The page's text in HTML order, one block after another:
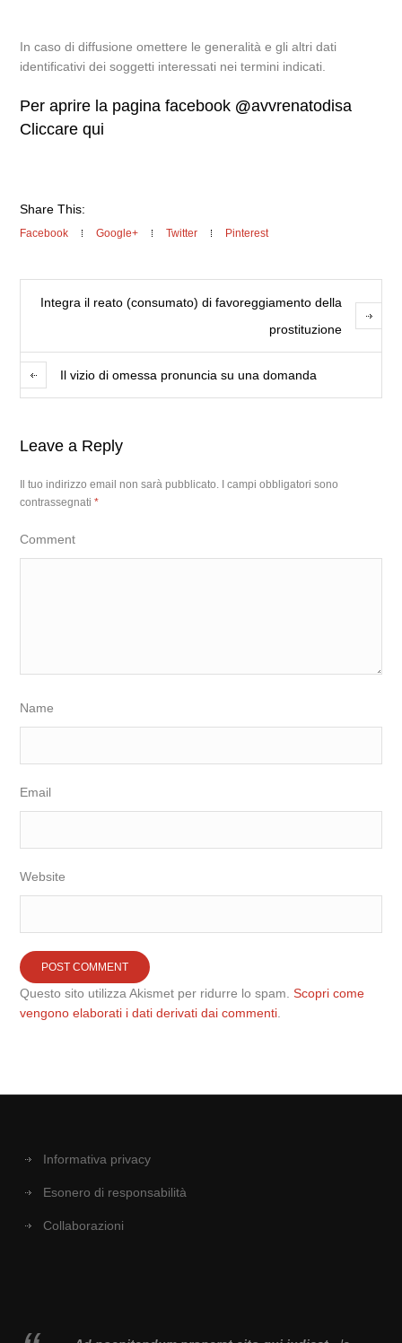
In caso di diffusione omettere le generalità e gli altri dati
identificativi dei soggetti interessati nei termini indicati.
Per aprire la pagina facebook @avvrenatodisa
Cliccare qui
Share This:
Facebook Google+ Twitter Pinterest
Integra il reato (consumato) di favoreggiamento della
prostituzione
Il vizio di omessa pronuncia su una domanda
Leave a Reply
Il tuo indirizzo email non sarà pubblicato.
I campi obbligatori sono
contrassegnati*
Comment
Name
Email
Website
Questo sito utilizza Akismet per ridurre lo spam.Scopri come
vengono elaborati i dati derivati dai commenti
Informativa privacy
Esonero di responsabilità
Collaborazioni